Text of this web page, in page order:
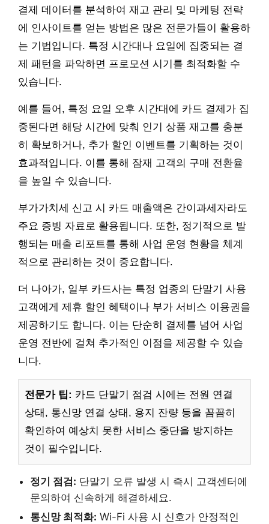
결제 데이터를 분석하여 재고 관리 및 마케팅 전략
에 인사이트를 얻는 방법은 많은 전문가들이 활용하
는 기법입니다. 특정 시간대나 요일에 집중되는 결
제 패턴을 파악하면 프로모션 시기를 최적화할 수
있습니다.
예를 들어, 특정 요일 오후 시간대에 카드 결제가 집
중된다면 해당 시간에 맞춰 인기 상품 재고를 충분
히 확보하거나, 추가 할인 이벤트를 기획하는 것이
효과적입니다. 이를 통해 잠재 고객의 구매 전환율
을 높일 수 있습니다.
부가가치세 신고 시 카드 매출액은 간이과세자라도
주요 증빙 자료로 활용됩니다. 또한, 정기적으로 발
행되는 매출 리포트를 통해 사업 운영 현황을 체계
적으로 관리하는 것이 중요합니다.
더 나아가, 일부 카드사는 특정 업종의 단말기 사용
고객에게 제휴 할인 혜택이나 부가 서비스 이용권을
제공하기도 합니다. 이는 단순히 결제를 넘어 사업
운영 전반에 걸쳐 추가적인 이점을 제공할 수 있습
니다.
전문가 팁: 카드 단말기 점검 시에는 전원 연결
상태, 통신망 연결 상태, 용지 잔량 등을 꼼꼼히
확인하여 예상치 못한 서비스 중단을 방지하는
것이 필수입니다.
정기 점검: 단말기 오류 발생 시 즉시 고객센터에
문의하여 신속하게 해결하세요.
통신망 최적화: Wi-Fi 사용 시 신호가 안정적인